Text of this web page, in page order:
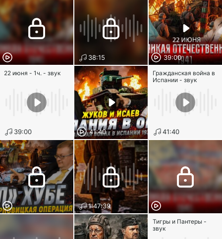
38:15 39:00
22 июня - 1ч. - звук
39:00 41:40
Гражданская война в
Испании - звук
41:40
1:47:39
Тигры и Пантеры -
звук